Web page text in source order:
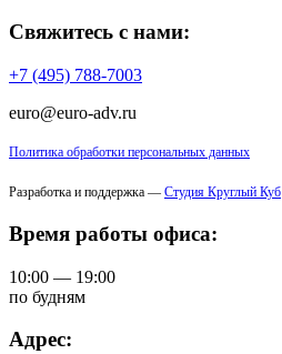
Свяжитесь с нами:
+7 (495) 788-7003
euro@euro-adv.ru
Политика обработки персональных данных
Разработка и поддержка — Студия Круглый Куб
Время работы офиса:
10:00 — 19:00
по будням
Адрес: